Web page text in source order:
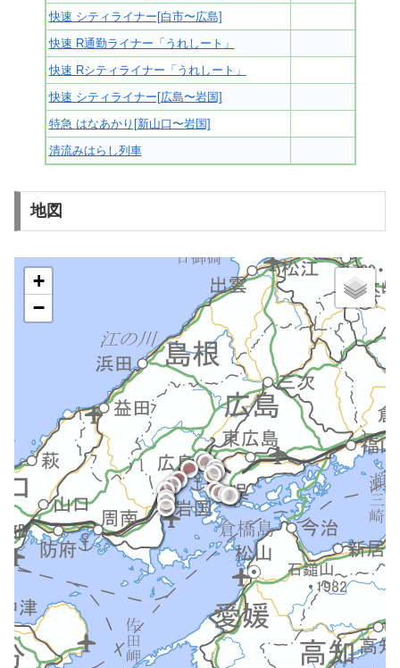
快速 シティライナー[白市〜広島]
快速 R通勤ライナー「うれしート」
快速 Rシティライナー「うれしート」
快速 シティライナー[広島〜岩国]
特急 はなあかり[新山口〜岩国]
清流みはらし列車
地図
+
−